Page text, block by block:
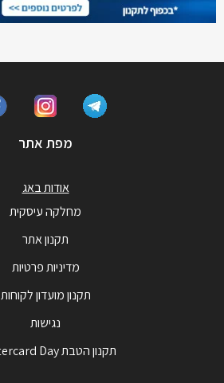
מפת אתר
אודות באג
מחלקה עיסקית
תקנון אתר
מדיניות פרטיות
תקנון מועדון לקוחות
נגישות
תקנון הטבת Mastercard Day